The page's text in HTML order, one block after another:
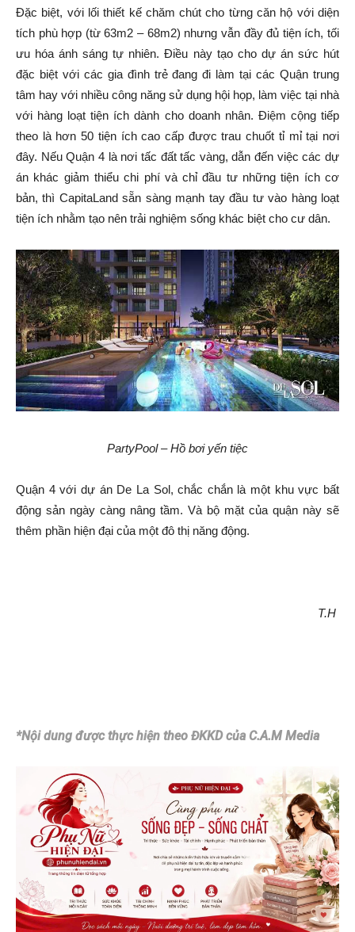
Đặc biệt, với lối thiết kế chăm chút cho từng căn hộ với diện
tích phù hợp (từ 63m2 – 68m2) nhưng vẫn đầy đủ tiện ích, tối
ưu hóa ánh sáng tự nhiên. Điều này tạo cho dự án sức hút
đặc biệt với các gia đình trẻ đang đi làm tại các Quận trung
tâm hay với nhiều công năng sử dụng hội họp, làm việc tại nhà
với hàng loạt tiện ích dành cho doanh nhân. Điệm cộng tiếp
theo là hơn 50 tiện ích cao cấp được trau chuốt tỉ mỉ tại nơi
đây. Nếu Quận 4 là nơi tấc đất tấc vàng, dẫn đến việc các dự
án khác giảm thiểu chi phí và chỉ đầu tư những tiện ích cơ
bản, thì CapitaLand sẵn sàng mạnh tay đầu tư vào hàng loạt
tiện ích nhằm tạo nên trải nghiệm sống khác biệt cho cư dân.
PartyPool – Hồ bơi yến tiệc
Quận 4 với dự án De La Sol, chắc chắn là một khu vực bất
động sản ngày càng nâng tầm. Và bộ mặt của quận này sẽ
thêm phần hiện đại của một đô thị năng động.
T.H
*Nội dung được thực hiện theo ĐKKD của C.A.M Media